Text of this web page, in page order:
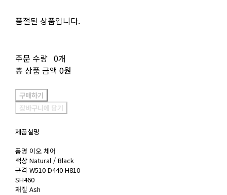
품절된 상품입니다.
주문 수량 0개
총 상품 금액 0원
구매하기
장바구니에 담기
제품설명
품명 이오 체어
색상 Natural / Black
규격 W510 D440 H810
SH460
재질 Ash